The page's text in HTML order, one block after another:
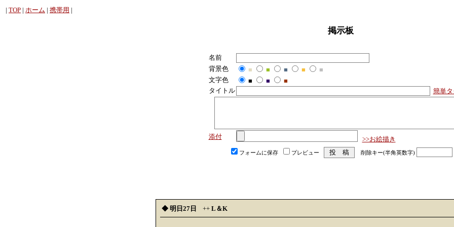
| TOP | ホーム | 携帯用 |
掲示板
名前
背景色
■ ■ ■ ■
■
文字色
■ ■
■
タイトル
簡単タ
添付 >>お絵描き
フォームに保存 プレビュー 削除キー(半角英数字)
◆ 明日27日 ++ L＆K